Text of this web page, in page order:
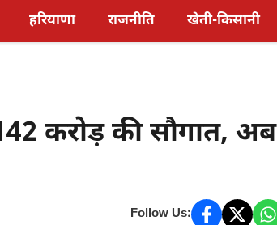
हरियाणा राजनीति खेती-किसानी
करोड़ की सौगात, अब
Follow Us: